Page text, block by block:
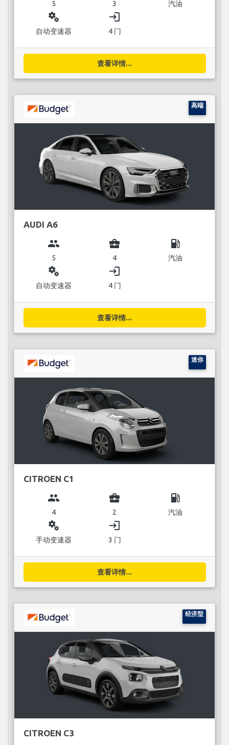
5 3 汽油
miscellaneous_services
自动变速器
login
4 门
查看详情...
高端
AUDI A6
group
5
business_center
4
local_gas_station
汽油
miscellaneous_services
自动变速器
login
4 门
查看详情...
迷你
CITROEN C1
group
4
business_center
2
local_gas_station
汽油
miscellaneous_services
手动变速器
login
3 门
查看详情...
经济型
CITROEN C3